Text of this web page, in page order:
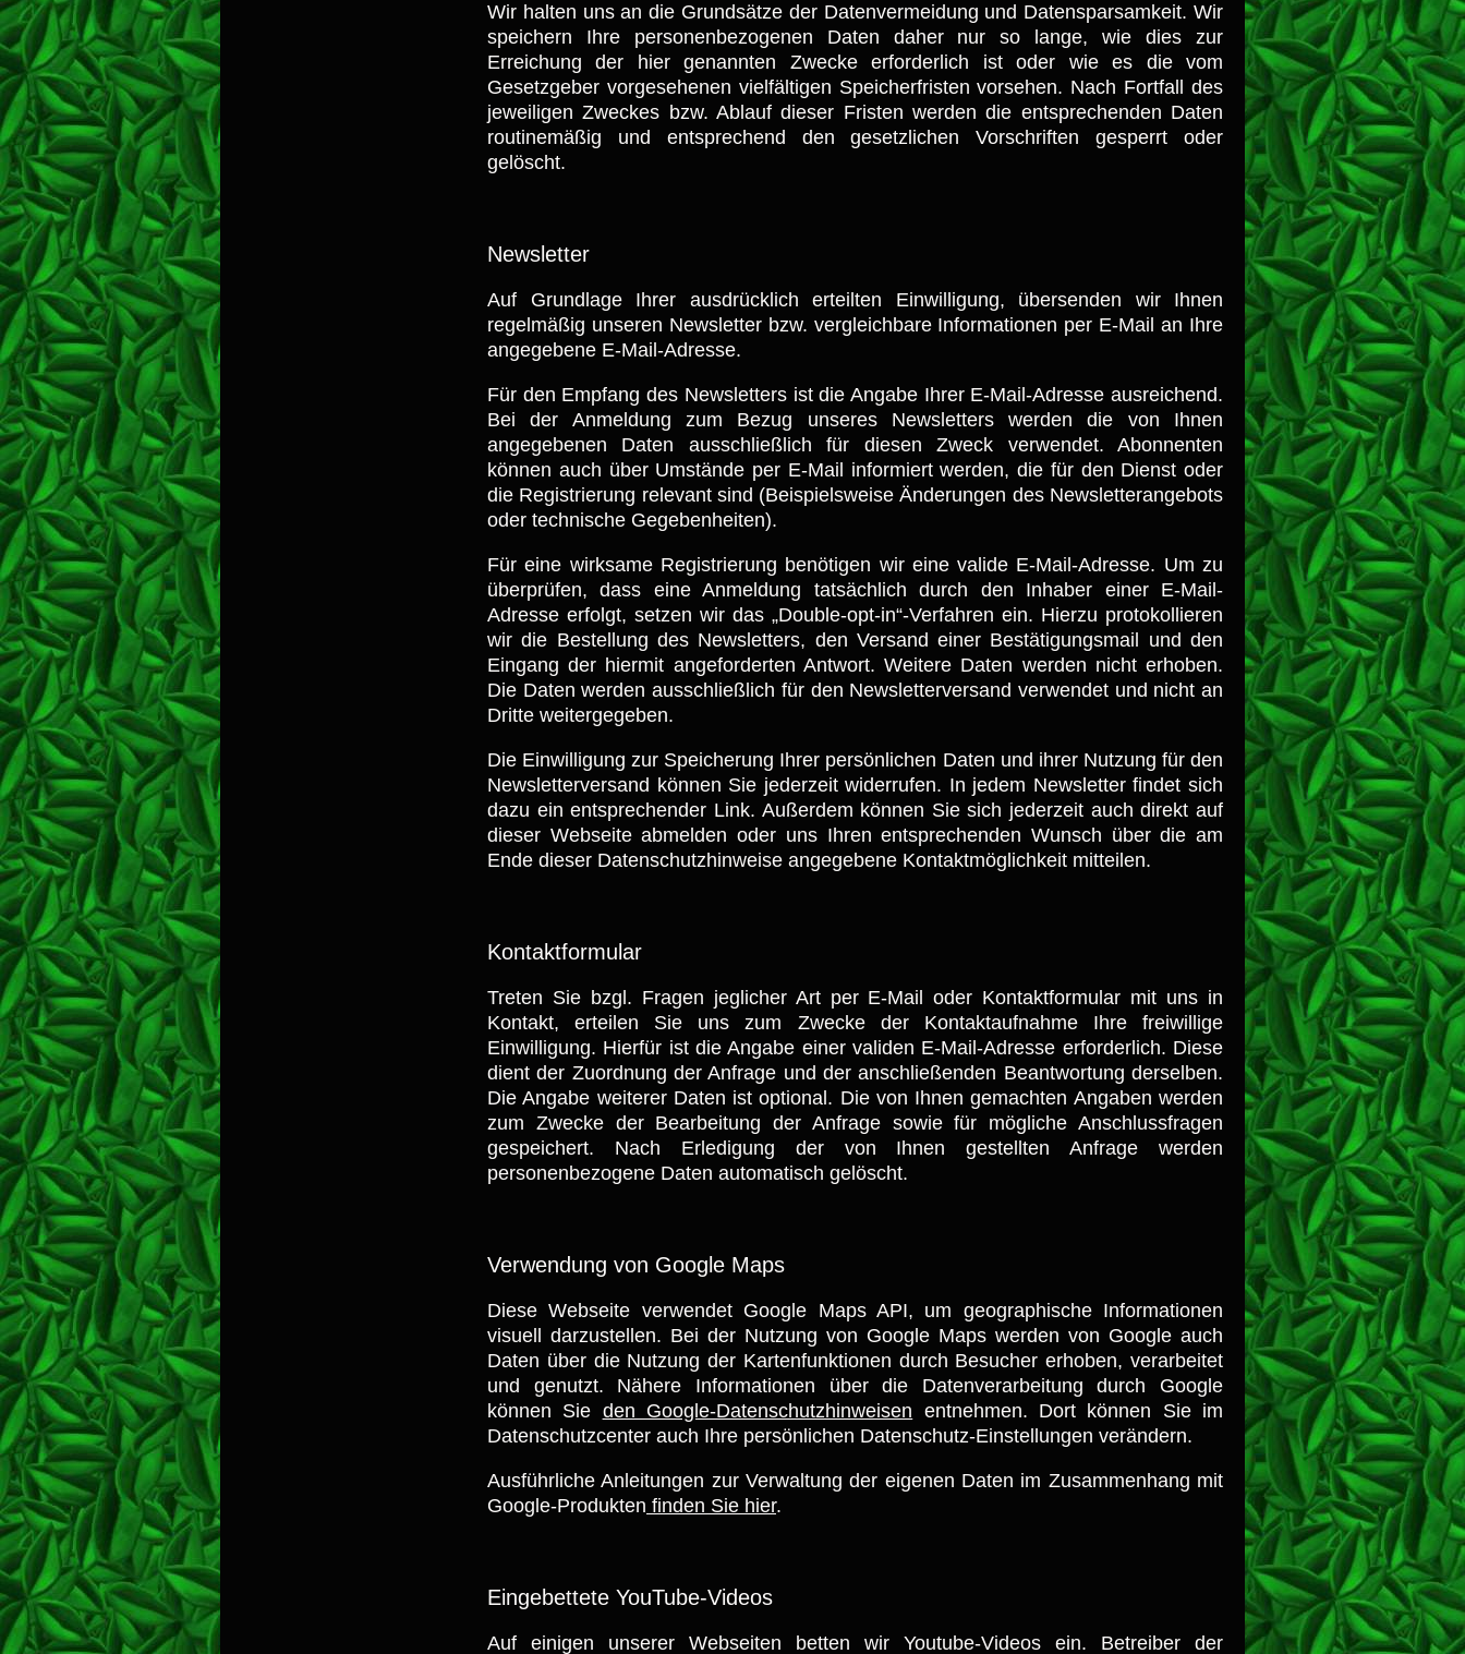
Wir halten uns an die Grundsätze der Datenvermeidung und Datensparsamkeit. Wir
speichern Ihre personenbezogenen Daten daher nur so lange, wie dies zur
Erreichung der hier genannten Zwecke erforderlich ist oder wie es die vom
Gesetzgeber vorgesehenen vielfältigen Speicherfristen vorsehen. Nach Fortfall des
jeweiligen Zweckes bzw. Ablauf dieser Fristen werden die entsprechenden Daten
routinemäßig und entsprechend den gesetzlichen Vorschriften gesperrt oder
gelöscht.
Newsletter
Auf Grundlage Ihrer ausdrücklich erteilten Einwilligung, übersenden wir Ihnen
regelmäßig unseren Newsletter bzw. vergleichbare Informationen per E-Mail an Ihre
angegebene E-Mail-Adresse.
Für den Empfang des Newsletters ist die Angabe Ihrer E-Mail-Adresse ausreichend.
Bei der Anmeldung zum Bezug unseres Newsletters werden die von Ihnen
angegebenen Daten ausschließlich für diesen Zweck verwendet. Abonnenten
können auch über Umstände per E-Mail informiert werden, die für den Dienst oder
die Registrierung relevant sind (Beispielsweise Änderungen des Newsletterangebots
oder technische Gegebenheiten).
Für eine wirksame Registrierung benötigen wir eine valide E-Mail-Adresse. Um zu
überprüfen, dass eine Anmeldung tatsächlich durch den Inhaber einer E-Mail-
Adresse erfolgt, setzen wir das „Double-opt-in“-Verfahren ein. Hierzu protokollieren
wir die Bestellung des Newsletters, den Versand einer Bestätigungsmail und den
Eingang der hiermit angeforderten Antwort. Weitere Daten werden nicht erhoben.
Die Daten werden ausschließlich für den Newsletterversand verwendet und nicht an
Dritte weitergegeben.
Die Einwilligung zur Speicherung Ihrer persönlichen Daten und ihrer Nutzung für den
Newsletterversand können Sie jederzeit widerrufen. In jedem Newsletter findet sich
dazu ein entsprechender Link. Außerdem können Sie sich jederzeit auch direkt auf
dieser Webseite abmelden oder uns Ihren entsprechenden Wunsch über die am
Ende dieser Datenschutzhinweise angegebene Kontaktmöglichkeit mitteilen.
Kontaktformular
Treten Sie bzgl. Fragen jeglicher Art per E-Mail oder Kontaktformular mit uns in
Kontakt, erteilen Sie uns zum Zwecke der Kontaktaufnahme Ihre freiwillige
Einwilligung. Hierfür ist die Angabe einer validen E-Mail-Adresse erforderlich. Diese
dient der Zuordnung der Anfrage und der anschließenden Beantwortung derselben.
Die Angabe weiterer Daten ist optional. Die von Ihnen gemachten Angaben werden
zum Zwecke der Bearbeitung der Anfrage sowie für mögliche Anschlussfragen
gespeichert. Nach Erledigung der von Ihnen gestellten Anfrage werden
personenbezogene Daten automatisch gelöscht.
Verwendung von Google Maps
Diese Webseite verwendet Google Maps API, um geographische Informationen
visuell darzustellen. Bei der Nutzung von Google Maps werden von Google auch
Daten über die Nutzung der Kartenfunktionen durch Besucher erhoben, verarbeitet
und genutzt. Nähere Informationen über die Datenverarbeitung durch Google
können Sie den Google-Datenschutzhinweisen entnehmen. Dort können Sie im
Datenschutzcenter auch Ihre persönlichen Datenschutz-Einstellungen verändern.
Ausführliche Anleitungen zur Verwaltung der eigenen Daten im Zusammenhang mit
Google-Produkten finden Sie hier.
Eingebettete YouTube-Videos
Auf einigen unserer Webseiten betten wir Youtube-Videos ein. Betreiber der